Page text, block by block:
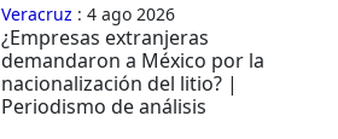
Veracruz : 4 ago 2026
¿Empresas extranjeras
demandaron a México por la
nacionalización del litio? |
Periodismo de análisis